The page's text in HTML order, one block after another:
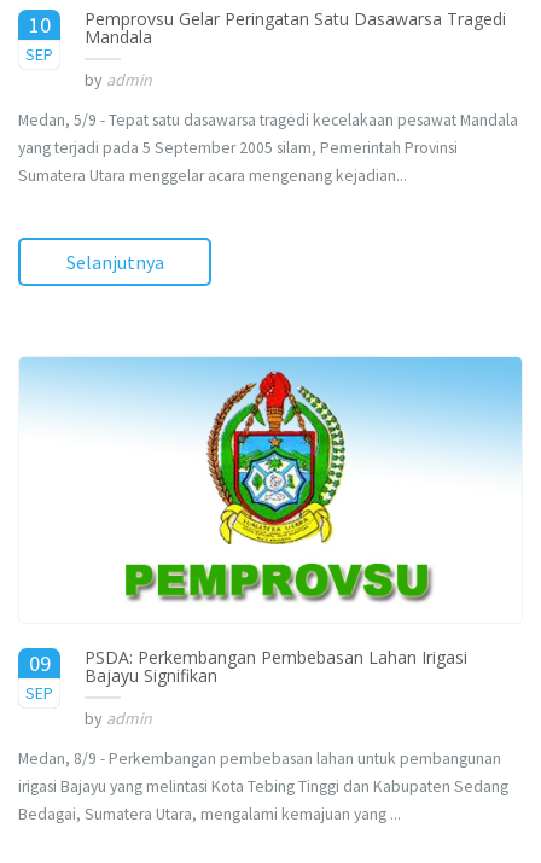
10
SEP
2015
Pemprovsu Gelar Peringatan Satu Dasawarsa Tragedi
Mandala
by admin
Medan, 5/9 - Tepat satu dasawarsa tragedi kecelakaan pesawat Mandala
yang terjadi pada 5 September 2005 silam, Pemerintah Provinsi
Sumatera Utara menggelar acara mengenang kejadian...
Selanjutnya
09
SEP
2015
PSDA: Perkembangan Pembebasan Lahan Irigasi
Bajayu Signifikan
by admin
Medan, 8/9 - Perkembangan pembebasan lahan untuk pembangunan
irigasi Bajayu yang melintasi Kota Tebing Tinggi dan Kabupaten Sedang
Bedagai, Sumatera Utara, mengalami kemajuan yang ...